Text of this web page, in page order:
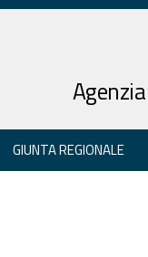
GIUNTA REGIONALE